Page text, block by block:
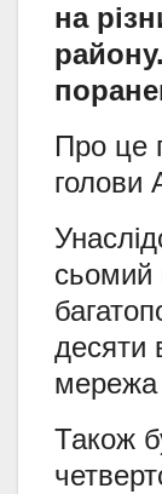
на
Про це
голови
сьомий
десяти
мережа
Також